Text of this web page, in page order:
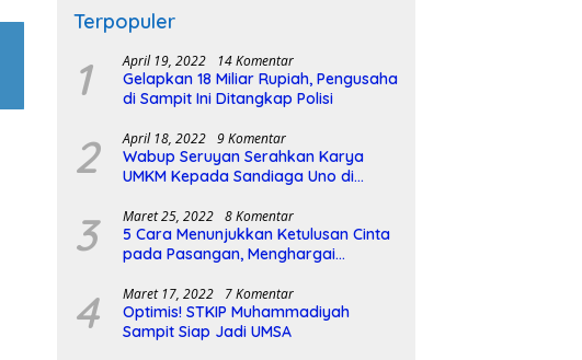
Terpopuler
1 April 19, 2022 14 Komentar
Gelapkan 18 Miliar Rupiah, Pengusaha
di Sampit Ini Ditangkap Polisi
2 April 18, 2022 9 Komentar
Wabup Seruyan Serahkan Karya
UMKM Kepada Sandiaga Uno di
3 Maret 25, 2022 8 Komentar
5 Cara Menunjukkan Ketulusan Cinta
pada Pasangan, Menghargai
4 Maret 17, 2022 7 Komentar
Optimis! STKIP Muhammadiyah
Sampit Siap Jadi UMSA